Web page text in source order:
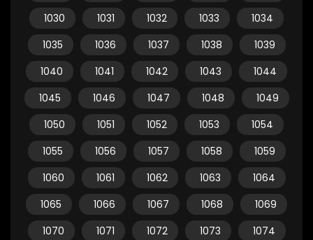
1030
1031 1032 1033
1034
1035
1036 1037 1038
1039
1040
1041 1042 1043
1044
1045
1046 1047 1048
1049
1050
1051 1052 1053
1054
1055
1056 1057 1058
1059
1060
1061 1062 1063
1064
1065
1066 1067 1068
1069
1070
1071 1072 1073
1074